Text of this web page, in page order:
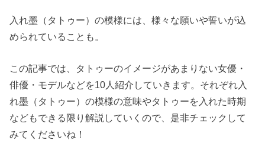
入れ墨（タトゥー）の模様には、様々な願いや誓いが込
められていることも。
この記事では、タトゥーのイメージがあまりない女優・
俳優・モデルなどを10人紹介していきます。それぞれ入
れ墨（タトゥー）の模様の意味やタトゥーを入れた時期
などもできる限り解説していくので、是非チェックして
みてくださいね！